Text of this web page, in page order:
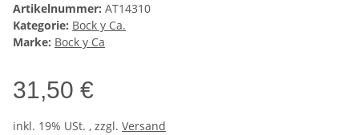
Artikelnummer: AT14310
Kategorie: Bock y Ca.
Marke: Bock y Ca
31,50 €
inkl. 19% USt. , zzgl. Versand